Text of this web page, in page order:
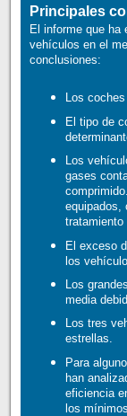
Principales
El informe que ha
vehículos en el
conclusiones:
Los
El tipo de
Los
gases
equipados,
El exceso
los
Los
media
Los tres
estrellas.
Para
han
eficiencia
los